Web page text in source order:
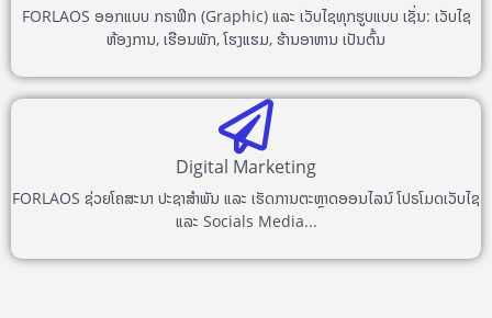
FORLAOS ອອກແບບ ກຣາຟິກ (Graphic) ແລະ ເວັບໄຊທຸກຮູບແບບ ເຊັ່ນ: ເວັບໄຊ
ຫ້ອງການ, ເຮືອນພັກ, ໂຮງແຮມ, ຮ້ານອາຫານ ເປັນຕົ້ນ
Digital Marketing
FORLAOS ຊ່ວຍໂຄສະນາ ປະຊາສຳພັນ ແລະ ເຮັດການຕະຫຼາດອອນໄລນ໌ ໂປຣໂມດເວັບໄຊ
ແລະ Socials Media...